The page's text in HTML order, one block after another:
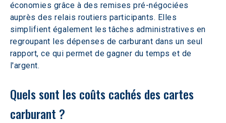
économies grâce à des remises pré-négociées
auprès des relais routiers participants. Elles
simplifient également les tâches administratives en
regroupant les dépenses de carburant dans un seul
rapport, ce qui permet de gagner du temps et de
l'argent.
Quels sont les coûts cachés des cartes
carburant ?